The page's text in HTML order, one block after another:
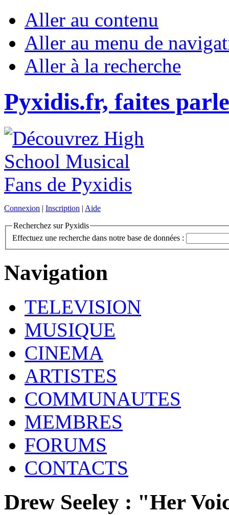
Aller au contenu
Aller au menu de
Aller à la recherche
Pyxidis.fr, faites
Connexion | Inscription | Aide
Recherchez sur Pyxidis
Effectuez une recherche dans notre base de données :
Navigation
TELEVISION
MUSIQUE
CINEMA
ARTISTES
COMMUNAUTES
MEMBRES
FORUMS
CONTACTS
Drew Seeley : "Her